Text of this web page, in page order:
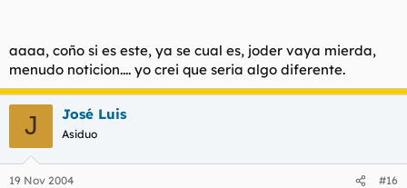
atencion...
Haz clic para expandir...
donde, en localia? :?Haz clic para expandir...
Haz clic para expandir...
:3 :14 :99 :99 :99 :99 :99 :99 :99 :99 :99
y ahora que dices
aaaa, coño si es este, ya se cual es, joder vaya mierda,
menudo noticion.... yo crei que seria algo diferente.
J José Luis
Asiduo
19 Nov 2004 #16